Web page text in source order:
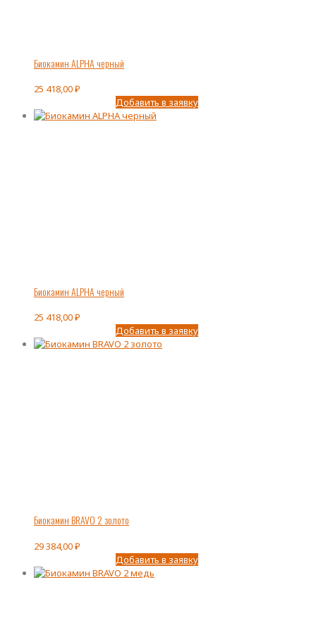
Биокамин ALPHA черный
25 418,00₽
Добавить в заявку
Биокамин ALPHA черный
25 418,00₽
Добавить в заявку
Биокамин BRAVO 2 золото
29 384,00₽
Добавить в заявку